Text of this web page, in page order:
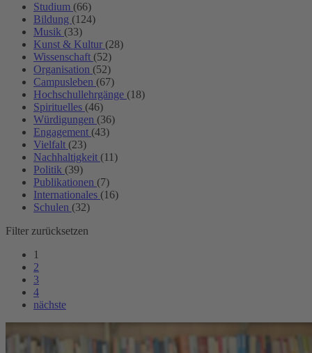
Studium (66)
Bildung (124)
Musik (33)
Kunst & Kultur (28)
Wissenschaft (52)
Organisation (52)
Campusleben (67)
Hochschullehrgänge (18)
Spirituelles (46)
Würdigungen (36)
Engagement (43)
Vielfalt (23)
Nachhaltigkeit (11)
Politik (39)
Publikationen (7)
Internationales (16)
Schulen (32)
Filter zurücksetzen
1
2
3
4
nächste